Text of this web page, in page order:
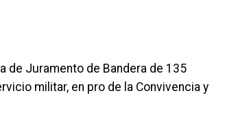
de Juramento de Bandera de 135
militar, en pro de la Convivencia y